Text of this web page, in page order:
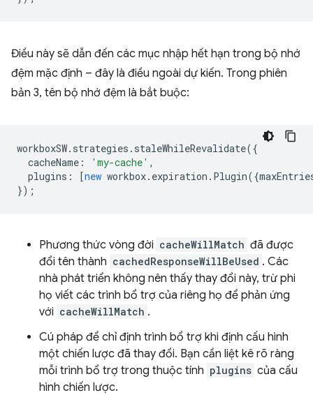
Điều này sẽ dẫn đến các mục nhập hết hạn trong bộ nhớ
đệm mặc định – đây là điều ngoài dự kiến. Trong phiên
bản 3, tên bộ nhớ đệm là bắt buộc:
workboxSW. strategies . staleWhileRevalidate({
cacheName : 'my-cache' ,
plugins : [new workbox. expiration . Plugin({
});
Phương thức vòng đời cacheWillMatch đã được
đổi tên thành cachedResponseWillBeUsed . Các
nhà phát triển không nên thấy thay đổi này, trừ phi
họ viết các trình bổ trợ của riêng họ để phản ứng
với cacheWillMatch .
Cú pháp để chỉ định trình bổ trợ khi định cấu hình
một chiến lược đã thay đổi. Bạn cần liệt kê rõ ràng
mỗi trình bổ trợ trong thuộc tính plugins của cấu
hình chiến lược.